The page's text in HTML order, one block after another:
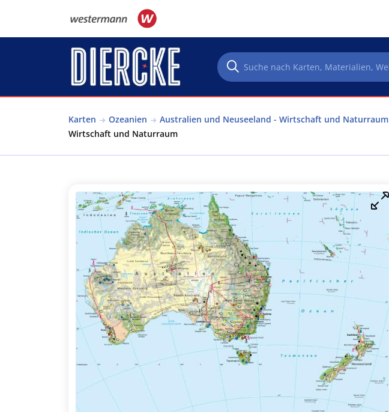
Karten Ozeanien Australien und Neuseeland - Wirtschaft und Naturraum
Wirtschaft und Naturraum